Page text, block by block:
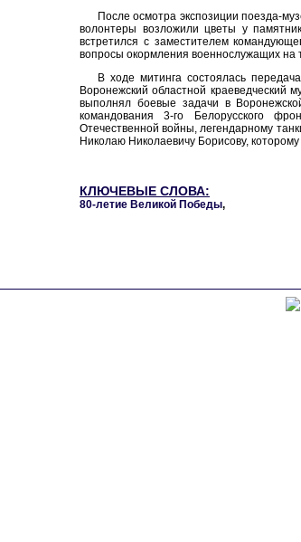
После осмотра экспозиции поезда-
волонтеры возложили цветы у
встретился с заместителем
вопросы окормления военнослужащих на
В ходе митинга состоялась
Воронежский областной краеведческий
выполнял боевые задачи в
командования 3-го Белорусского
Отечественной войны, легендарному
Николаю Николаевичу Борисову,
КЛЮЧЕВЫЕ СЛОВА:
80-летие Великой Победы,